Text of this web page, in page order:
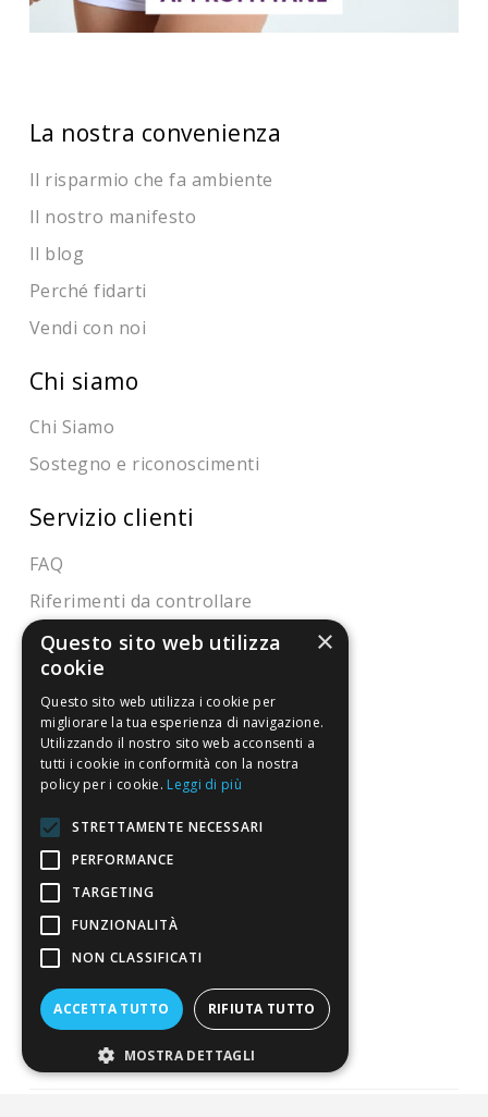
La nostra convenienza
Il risparmio che fa ambiente
Il nostro manifesto
Il blog
Perché fidarti
Vendi con noi
Chi siamo
Chi Siamo
Sostegno e riconoscimenti
Servizio clienti
FAQ
Riferimenti da controllare
Condizioni di vendita
Termini di vendita
Spedizione
Pagamenti
Resi
4,7/5
Eccellente
3.821
Recensioni
×
Questo sito web utilizza
cookie
Questo sito web utilizza i cookie per
migliorare la tua esperienza di navigazione.
Utilizzando il nostro sito web acconsenti a
tutti i cookie in conformità con la nostra
policy per i cookie. Leggi di più
STRETTAMENTE NECESSARI
PERFORMANCE
TARGETING
FUNZIONALITÀ
NON CLASSIFICATI
ACCETTA TUTTO RIFIUTA TUTTO
MOSTRA DETTAGLI